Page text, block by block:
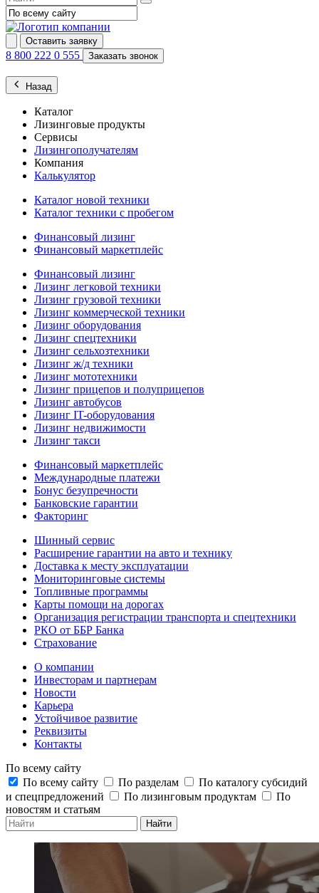
Оставить заявку
8 800 222 0 555 Заказать звонок
Назад
Каталог
Лизинговые продукты
Сервисы
Лизингополучателям
Компания
Калькулятор
Каталог новой техники
Каталог техники с пробегом
Финансовый лизинг
Финансовый маркетплейс
Финансовый лизинг
Лизинг легковой техники
Лизинг грузовой техники
Лизинг коммерческой техники
Лизинг оборудования
Лизинг спецтехники
Лизинг сельхозтехники
Лизинг ж/д техники
Лизинг мототехники
Лизинг прицепов и полуприцепов
Лизинг автобусов
Лизинг IT-оборудования
Лизинг недвижимости
Лизинг такси
Финансовый маркетплейс
Международные платежи
Бонус безупречности
Банковские гарантии
Факторинг
Шинный сервис
Расширение гарантии на авто и технику
Доставка к месту эксплуатации
Мониторинговые системы
Топливные программы
Карты помощи на дорогах
Организация регистрации транспорта и спецтехники
РКО от ББР Банка
Страхование
О компании
Инвесторам и партнерам
Новости
Карьера
Устойчивое развитие
Реквизиты
Контакты
По всему сайту
По всему сайту
По разделам
По каталогу субсидий
и спецпредложений
По лизинговым продуктам
По
новостям и статьям
Найти